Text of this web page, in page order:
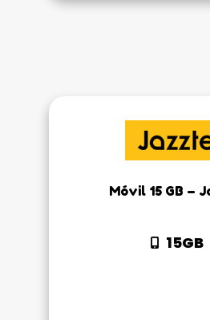
Móvil 15 GB –
15GB